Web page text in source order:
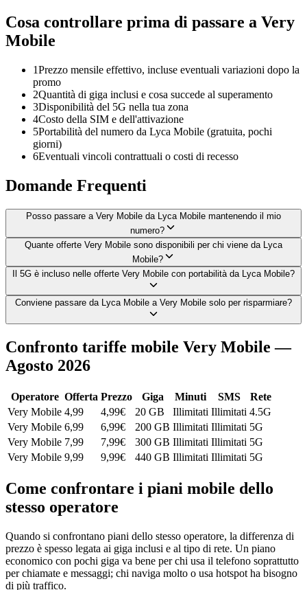
Cosa controllare prima di passare a Very
Mobile
1Prezzo mensile effettivo, incluse eventuali variazioni dopo la
promo
2Quantità di giga inclusi e cosa succede al superamento
3Disponibilità del 5G nella tua zona
4Costo della SIM e dell'attivazione
5Portabilità del numero da Lyca Mobile (gratuita, pochi
giorni)
6Eventuali vincoli contrattuali o costi di recesso
Domande Frequenti
Posso passare a Very Mobile da Lyca Mobile mantenendo il mio
numero?
Quante offerte Very Mobile sono disponibili per chi viene da Lyca
Mobile?
Il 5G è incluso nelle offerte Very Mobile con portabilità da Lyca Mobile?
Conviene passare da Lyca Mobile a Very Mobile solo per risparmiare?
Confronto tariffe mobile Very Mobile —
Agosto 2026
Operatore Offerta Prezzo Giga Minuti SMS
Rete
Very Mobile 4,99 4,99€ 20 GB Illimitati Illimitati 4.5G
Very Mobile 6,99 6,99€ 200 GB Illimitati Illimitati 5G
Very Mobile 7,99 7,99€ 300 GB Illimitati Illimitati 5G
Very Mobile 9,99 9,99€ 440 GB Illimitati Illimitati 5G
Come confrontare i piani mobile dello
stesso operatore
Quando si confrontano piani dello stesso operatore, la differenza di
prezzo è spesso legata ai giga inclusi e al tipo di rete. Un piano
economico con pochi giga va bene per chi usa il telefono soprattutto
per chiamate e messaggi; chi naviga molto o usa hotspot ha bisogno
di più traffico.